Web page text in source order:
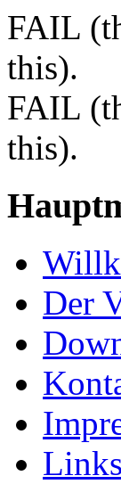
FAIL
this).
FAIL
this).
Der
Links